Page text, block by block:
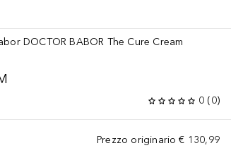
DOCTOR BABOR The Cure Cream
0 (0)
Prezzo originario € 130,99